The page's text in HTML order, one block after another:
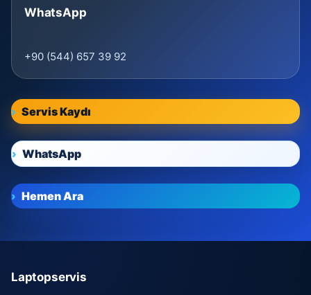
WhatsApp
+90 (544) 657 39 92
Servis Kaydı
WhatsApp
Hemen Ara
Laptopservis